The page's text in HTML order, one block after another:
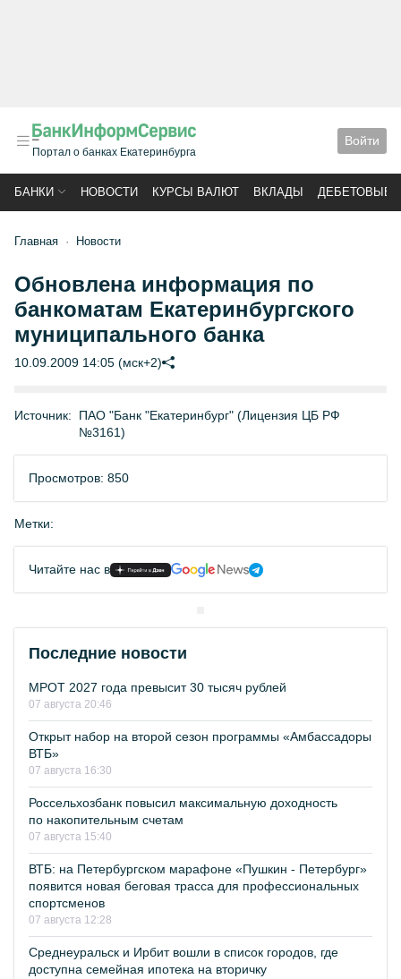
Портал о банках Екатеринбурга
Войти
БАНКИ НОВОСТИ КУРСЫ ВАЛЮТ ВКЛАДЫ ДЕБЕТОВЫЕ
Главная Новости
Обновлена информация по
банкоматам Екатеринбургского
муниципального банка
10.09.2009 14:05 (мск+2)
Источник:
ПАО "Банк "Екатеринбург" (Лицензия ЦБ РФ
№3161)
Просмотров: 850
Метки:
Читайте нас в
Последние новости
МРОТ 2027 года превысит 30 тысяч рублей
07 августа 20:46
Открыт набор на второй сезон программы «Амбассадоры
ВТБ»
07 августа 16:30
Россельхозбанк повысил максимальную доходность
по накопительным счетам
07 августа 15:40
ВТБ: на Петербургском марафоне «Пушкин - Петербург»
появится новая беговая трасса для профессиональных
спортсменов
07 августа 12:28
Среднеуральск и Ирбит вошли в список городов, где
доступна семейная ипотека на вторичку